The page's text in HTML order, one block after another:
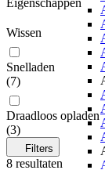
Eigenschappen
Wissen
Snelladen
(7)
Draadloos opladen
(3)
Filters
8 resultaten